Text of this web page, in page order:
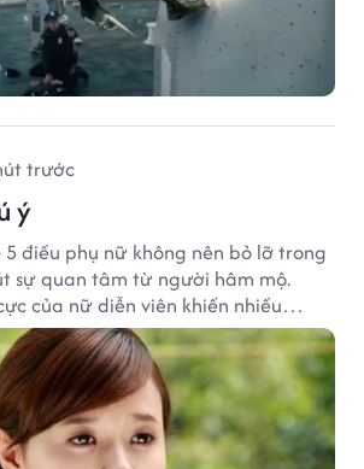
trước
ý
điều phụ nữ không nên bỏ lỡ trong
sự quan tâm từ người hâm mộ.
của nữ diễn viên khiến nhiều
nhìn lại hành trình sự nghiệp và
của cô.